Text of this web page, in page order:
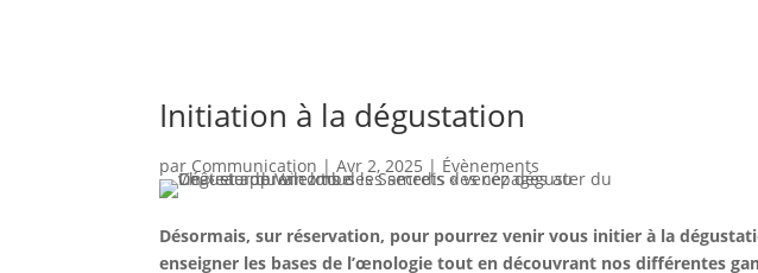
Initiation à la dégustation
par Communication |Avr 2, 2025 | Évènements
Désormais, sur réservation, pour pourrez venir vous initier à la
enseigner les bases de l’œnologie tout en découvrant nos différentes